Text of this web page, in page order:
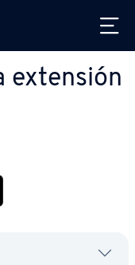
extensión